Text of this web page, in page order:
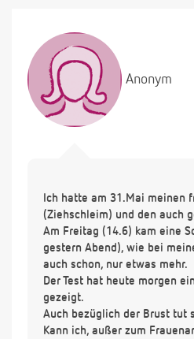
Anonym
Ich hatte am 31.Mai meinen
(Ziehschleim) und den auch
Am Freitag (14.6) kam eine
gestern Abend), wie bei
auch schon, nur etwas mehr.
Der Test hat heute morgen
gezeigt.
Auch bezüglich der Brust tut
Kann ich, außer zum